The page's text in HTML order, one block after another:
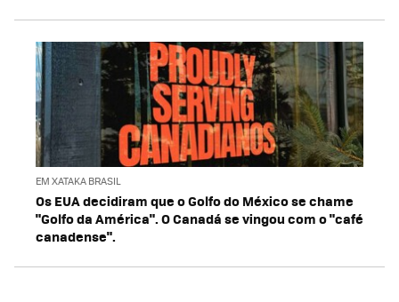
EM XATAKA BRASIL
Os EUA decidiram que o Golfo do México se chame
"Golfo da América". O Canadá se vingou com o "café
canadense".